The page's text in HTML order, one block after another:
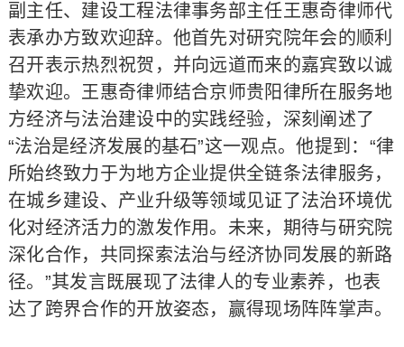
副主任、建设工程法律事务部主任王惠奇律师代
表承办方致欢迎辞。他首先对研究院年会的顺利
召开表示热烈祝贺，并向远道而来的嘉宾致以诚
挚欢迎。王惠奇律师结合京师贵阳律所在服务地
方经济与法治建设中的实践经验，深刻阐述了
“法治是经济发展的基石”这一观点。他提到：“律
所始终致力于为地方企业提供全链条法律服务，
在城乡建设、产业升级等领域见证了法治环境优
化对经济活力的激发作用。未来，期待与研究院
深化合作，共同探索法治与经济协同发展的新路
径。”其发言既展现了法律人的专业素养，也表
达了跨界合作的开放姿态，赢得现场阵阵掌声。